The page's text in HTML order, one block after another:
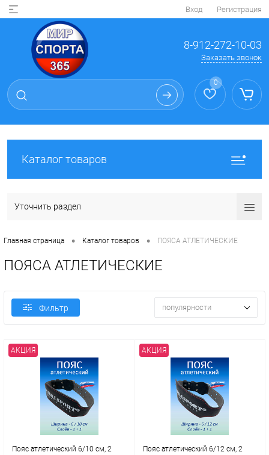
Вход Регистрация
8-912-272-10-03
Заказать звонок
0
Каталог товаров
Уточнить раздел
Главная страница • Каталог товаров • ПОЯСА АТЛЕТИЧЕСКИЕ
ПОЯСА АТЛЕТИЧЕСКИЕ
Фильтр популярности
АКЦИЯ
Пояс атлетический 6/10 см, 2
АКЦИЯ
Пояс атлетический 6/12 см, 2